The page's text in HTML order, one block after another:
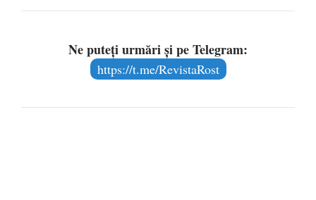
Ne puteți urmări și pe Telegram:
https://t.me/RevistaRost